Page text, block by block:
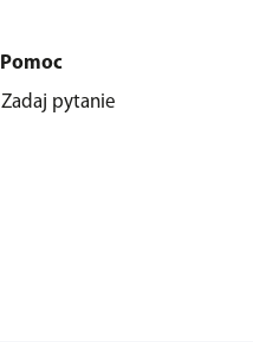
Pomoc
Zadaj pytanie